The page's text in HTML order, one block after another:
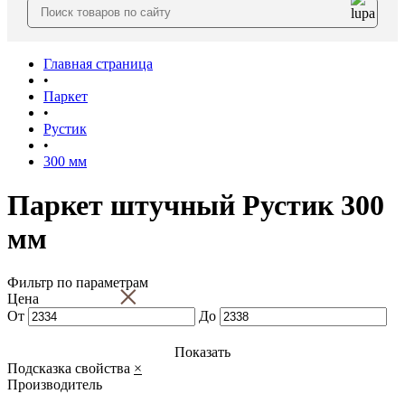
Главная страница
•
Паркет
•
Рустик
•
300 мм
Паркет штучный Рустик 300
мм
Фильтр по параметрам
×
Цена
От
До
Показать
Подсказка свойства ×
Производитель